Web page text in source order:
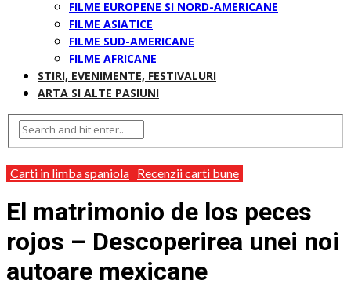
FILME EUROPENE SI NORD-AMERICANE
FILME ASIATICE
FILME SUD-AMERICANE
FILME AFRICANE
STIRI, EVENIMENTE, FESTIVALURI
ARTA SI ALTE PASIUNI
Carti in limba spaniola Recenzii carti bune
El matrimonio de los peces
rojos – Descoperirea unei noi
autoare mexicane